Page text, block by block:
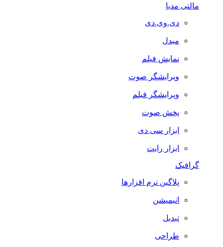
مالتی مدیا
دی.وی.دی
مبدل
نمایش فیلم
ویرایشگر صوت
ویرایشگر فیلم
پخش صوت
ابزار سی دی
ابزار رایت
گرافیک
پلاگین نرم افزارها
انیمیشن
تبدیل
طراحی